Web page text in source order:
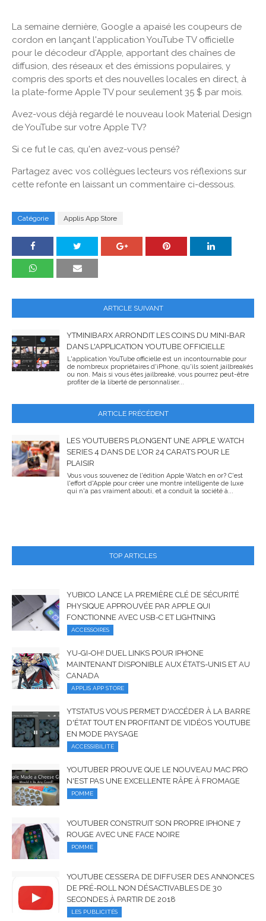
La semaine dernière, Google a apaisé les coupeurs de
cordon en lançant l'application YouTube TV officielle
pour le décodeur d'Apple, apportant des chaînes de
diffusion, des réseaux et des émissions populaires, y
compris des sports et des nouvelles locales en direct, à
la plate-forme Apple TV pour seulement 35 $ par mois.
Avez-vous déjà regardé le nouveau look Material Design
de YouTube sur votre Apple TV?
Si ce fut le cas, qu'en avez-vous pensé?
Partagez avec vos collègues lecteurs vos réflexions sur
cette refonte en laissant un commentaire ci-dessous.
Catégorie Applis App Store
ARTICLE SUIVANT
YTMINIBARX ARRONDIT LES COINS DU MINI-BAR
DANS L'APPLICATION YOUTUBE OFFICIELLE
L'application YouTube officielle est un incontournable pour
de nombreux propriétaires d'iPhone, qu'ils soient jailbreakés
ou non. Mais si vous êtes jailbreaké, vous pourrez peut-être
profiter de la liberté de personnaliser...
ARTICLE PRÉCÉDENT
LES YOUTUBERS PLONGENT UNE APPLE WATCH
SERIES 4 DANS DE L'OR 24 CARATS POUR LE
PLAISIR
Vous vous souvenez de l'édition Apple Watch en or? C'est
l'effort d'Apple pour créer une montre intelligente de luxe
qui n'a pas vraiment abouti, et a conduit la société à...
TOP ARTICLES
YUBICO LANCE LA PREMIÈRE CLÉ DE SÉCURITÉ
PHYSIQUE APPROUVÉE PAR APPLE QUI
FONCTIONNE AVEC USB-C ET LIGHTNING
ACCESSOIRES
YU-GI-OH! DUEL LINKS POUR IPHONE
MAINTENANT DISPONIBLE AUX ÉTATS-UNIS ET AU
CANADA
APPLIS APP STORE
YTSTATUS VOUS PERMET D'ACCÉDER À LA BARRE
D'ÉTAT TOUT EN PROFITANT DE VIDÉOS YOUTUBE
EN MODE PAYSAGE
ACCESSIBILITÉ
YOUTUBER PROUVE QUE LE NOUVEAU MAC PRO
N'EST PAS UNE EXCELLENTE RÂPE À FROMAGE
POMME
YOUTUBER CONSTRUIT SON PROPRE IPHONE 7
ROUGE AVEC UNE FACE NOIRE
POMME
YOUTUBE CESSERA DE DIFFUSER DES ANNONCES
DE PRÉ-ROLL NON DÉSACTIVABLES DE 30
SECONDES À PARTIR DE 2018
LES PUBLICITÉS